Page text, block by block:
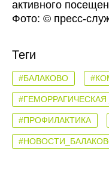
активного
Фото: © пресс-
Теги
#БАЛАКОВО
#ГЕМОРРАГИЧЕСКАЯ
#ПРОФИЛАКТИКА